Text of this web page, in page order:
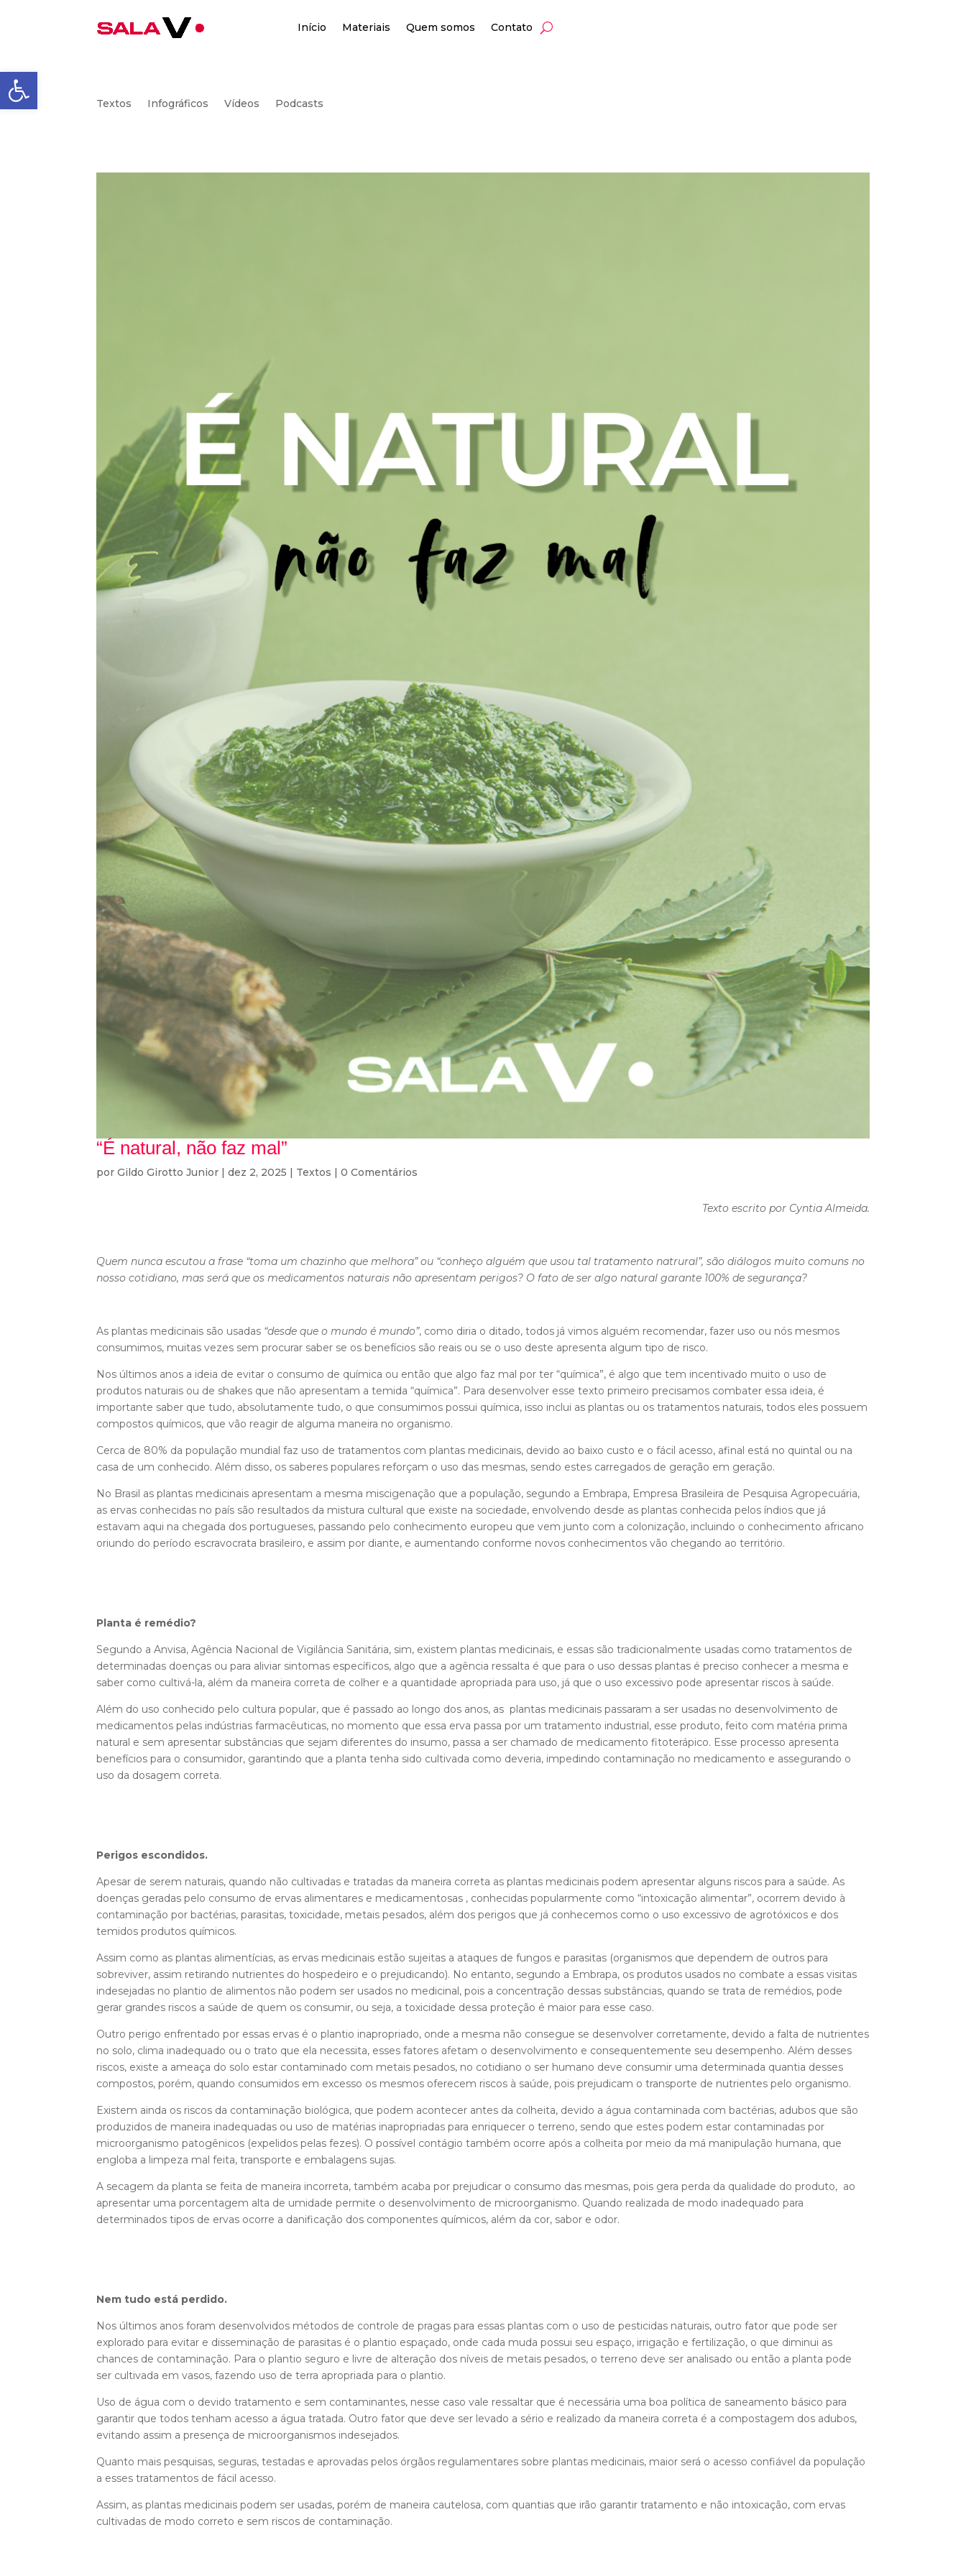
Abrir a barra de ferramentas
Início Materiais Quem somos Contato
Textos Infográficos Vídeos Podcasts
“É natural, não faz mal”
porGildo Girotto Junior |dez 2, 2025 | Textos |0 Comentários
Texto escrito por Cyntia Almeida.
Quem nunca escutou a frase “toma um chazinho que melhora” ou “conheço alguém que usou tal tratamento natrural”, são diálogos muito comuns no
nosso cotidiano, mas será que os medicamentos naturais não apresentam perigos? O fato de ser algo natural garante 100% de segurança?
As plantas medicinais são usadas “desde que o mundo é mundo”, como diria o ditado, todos já vimos alguém recomendar, fazer uso ou nós mesmos
consumimos, muitas vezes sem procurar saber se os benefícios são reais ou se o uso deste apresenta algum tipo de risco.
Nos últimos anos a ideia de evitar o consumo de química ou então que algo faz mal por ter “química”, é algo que tem incentivado muito o uso de
produtos naturais ou de shakes que não apresentam a temida “química”. Para desenvolver esse texto primeiro precisamos combater essa ideia, é
importante saber que tudo, absolutamente tudo, o que consumimos possui química, isso inclui as plantas ou os tratamentos naturais, todos eles possuem
compostos químicos, que vão reagir de alguma maneira no organismo.
Cerca de 80% da população mundial faz uso de tratamentos com plantas medicinais, devido ao baixo custo e o fácil acesso, afinal está no quintal ou na
casa de um conhecido. Além disso, os saberes populares reforçam o uso das mesmas, sendo estes carregados de geração em geração.
No Brasil as plantas medicinais apresentam a mesma miscigenação que a população, segundo a Embrapa, Empresa Brasileira de Pesquisa Agropecuária,
as ervas conhecidas no país são resultados da mistura cultural que existe na sociedade, envolvendo desde as plantas conhecida pelos índios que já
estavam aqui na chegada dos portugueses, passando pelo conhecimento europeu que vem junto com a colonização, incluindo o conhecimento africano
oriundo do período escravocrata brasileiro, e assim por diante, e aumentando conforme novos conhecimentos vão chegando ao território.
Planta é remédio?
Segundo a Anvisa, Agência Nacional de Vigilância Sanitária, sim, existem plantas medicinais, e essas são tradicionalmente usadas como tratamentos de
determinadas doenças ou para aliviar sintomas específicos, algo que a agência ressalta é que para o uso dessas plantas é preciso conhecer a mesma e
saber como cultivá-la, além da maneira correta de colher e a quantidade apropriada para uso, já que o uso excessivo pode apresentar riscos à saúde.
Além do uso conhecido pelo cultura popular, que é passado ao longo dos anos, as plantas medicinais passaram a ser usadas no desenvolvimento de
medicamentos pelas indústrias farmacêuticas, no momento que essa erva passa por um tratamento industrial, esse produto, feito com matéria prima
natural e sem apresentar substâncias que sejam diferentes do insumo, passa a ser chamado de medicamento fitoterápico. Esse processo apresenta
benefícios para o consumidor, garantindo que a planta tenha sido cultivada como deveria, impedindo contaminação no medicamento e assegurando o
uso da dosagem correta.
Perigos escondidos.
Apesar de serem naturais, quando não cultivadas e tratadas da maneira correta as plantas medicinais podem apresentar alguns riscos para a saúde. As
doenças geradas pelo consumo de ervas alimentares e medicamentosas , conhecidas popularmente como “intoxicação alimentar”, ocorrem devido à
contaminação por bactérias, parasitas, toxicidade, metais pesados, além dos perigos que já conhecemos como o uso excessivo de agrotóxicos e dos
temidos produtos químicos.
Assim como as plantas alimentícias, as ervas medicinais estão sujeitas a ataques de fungos e parasitas (organismos que dependem de outros para
sobreviver, assim retirando nutrientes do hospedeiro e o prejudicando). No entanto, segundo a Embrapa, os produtos usados no combate a essas visitas
indesejadas no plantio de alimentos não podem ser usados no medicinal, pois a concentração dessas substâncias, quando se trata de remédios, pode
gerar grandes riscos a saúde de quem os consumir, ou seja, a toxicidade dessa proteção é maior para esse caso.
Outro perigo enfrentado por essas ervas é o plantio inapropriado, onde a mesma não consegue se desenvolver corretamente, devido a falta de nutrientes
no solo, clima inadequado ou o trato que ela necessita, esses fatores afetam o desenvolvimento e consequentemente seu desempenho. Além desses
riscos, existe a ameaça do solo estar contaminado com metais pesados, no cotidiano o ser humano deve consumir uma determinada quantia desses
compostos, porém, quando consumidos em excesso os mesmos oferecem riscos à saúde, pois prejudicam o transporte de nutrientes pelo organismo.
Existem ainda os riscos da contaminação biológica, que podem acontecer antes da colheita, devido a água contaminada com bactérias, adubos que são
produzidos de maneira inadequadas ou uso de matérias inapropriadas para enriquecer o terreno, sendo que estes podem estar contaminadas por
microorganismo patogênicos (expelidos pelas fezes). O possível contágio também ocorre após a colheita por meio da má manipulação humana, que
engloba a limpeza mal feita, transporte e embalagens sujas.
A secagem da planta se feita de maneira incorreta, também acaba por prejudicar o consumo das mesmas, pois gera perda da qualidade do produto, ao
apresentar uma porcentagem alta de umidade permite o desenvolvimento de microorganismo. Quando realizada de modo inadequado para
determinados tipos de ervas ocorre a danificação dos componentes químicos, além da cor, sabor e odor.
Nem tudo está perdido.
Nos últimos anos foram desenvolvidos métodos de controle de pragas para essas plantas com o uso de pesticidas naturais, outro fator que pode ser
explorado para evitar e disseminação de parasitas é o plantio espaçado, onde cada muda possui seu espaço, irrigação e fertilização, o que diminui as
chances de contaminação. Para o plantio seguro e livre de alteração dos níveis de metais pesados, o terreno deve ser analisado ou então a planta pode
ser cultivada em vasos, fazendo uso de terra apropriada para o plantio.
Uso de água com o devido tratamento e sem contaminantes, nesse caso vale ressaltar que é necessária uma boa política de saneamento básico para
garantir que todos tenham acesso a água tratada. Outro fator que deve ser levado a sério e realizado da maneira correta é a compostagem dos adubos,
evitando assim a presença de microorganismos indesejados.
Quanto mais pesquisas, seguras, testadas e aprovadas pelos órgãos regulamentares sobre plantas medicinais, maior será o acesso confiável da população
a esses tratamentos de fácil acesso.
Assim, as plantas medicinais podem ser usadas, porém de maneira cautelosa, com quantias que irão garantir tratamento e não intoxicação, com ervas
cultivadas de modo correto e sem riscos de contaminação.